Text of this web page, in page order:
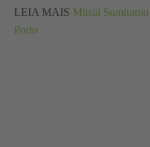
LEIA MAIS Mitsui Sumitomo
Porto